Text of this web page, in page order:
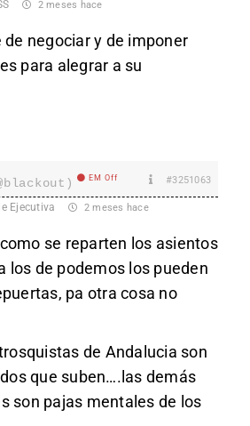
2 meses hace
de negociar y de imponer
para alegrar a su
EM Off #3251063
Ejecutiva 2 meses hace
se reparten los asientos
los de podemos los pueden
pa otra cosa no
de Andalucia son
que suben….las demás
son pajas mentales de los